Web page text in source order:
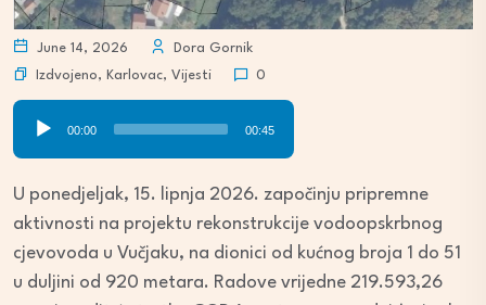
June 14, 2026
Dora Gornik
Izdvojeno, Karlovac, Vijesti 0
00:00 00:45
U ponedjeljak, 15. lipnja 2026. započinju pripremne
aktivnosti na projektu rekonstrukcije vodoopskrbnog
cjevovoda u Vučjaku, na dionici od kućnog broja 1 do 51
u duljini od 920 metara. Radove vrijedne 219.593,26